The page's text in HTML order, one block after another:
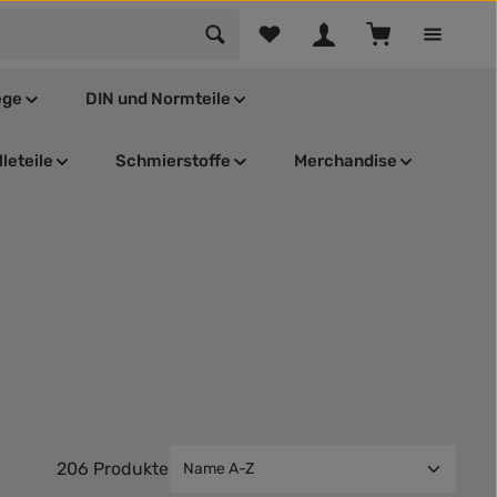
Du hast 0 Produkte auf dem
DIN und Normteile
Schmierstoffe Merchandise
206 Produkte